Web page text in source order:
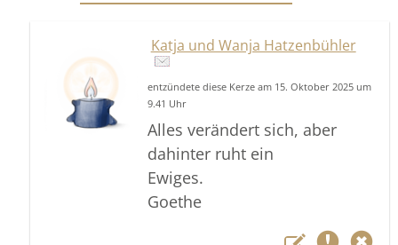
Katja und Wanja Hatzenbühler
entzündete diese Kerze am 15. Oktober 2025 um
9.41 Uhr
Alles verändert sich, aber
dahinter ruht ein
Ewiges.
Goethe